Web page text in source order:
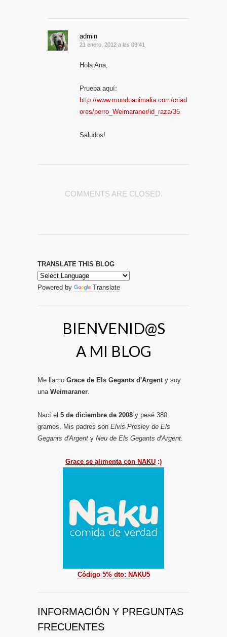
admin
21 enero, 2012 a las 09:41
Hola Ana,
Prueba aquí:
http://www.mundoanimalia.com/criad
ores/perro_Weimaraner/id_raza/35
Saludos!
COMMENTS ARE CLOSED.
TRANSLATE THIS BLOG
Powered by Translate
BIENVENID@S
A MI BLOG
Me llamo Grace de Els Gegants d'Argenty soy
una Weimaraner.
Nací el 5 de diciembre de 2008 y pesé 380
gramos. Mis padres son Elvis Presley de Els
Gegants d'Argent y Neu de Els Gegants d'Argent.
Grace se alimenta con NAKU :)
Código 5% dto: NAKU5
INFORMACIÓN Y PREGUNTAS
FRECUENTES